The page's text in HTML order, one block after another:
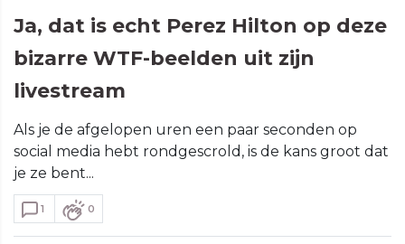
Ja, dat is echt Perez Hilton op deze
bizarre WTF-beelden uit zijn
livestream
Als je de afgelopen uren een paar seconden op
social media hebt rondgescrold, is de kans groot dat
je ze bent...
1 0